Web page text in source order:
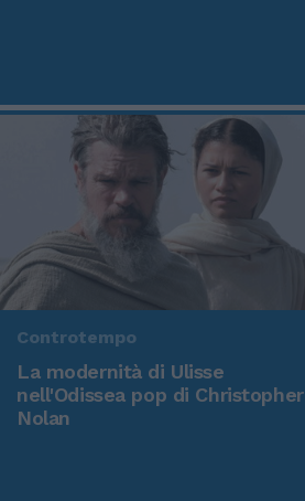
Controtempo
La modernità di Ulisse
nell'Odissea pop di Christopher
Nolan